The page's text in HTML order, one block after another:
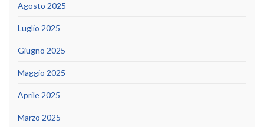
Agosto 2025
Luglio 2025
Giugno 2025
Maggio 2025
Aprile 2025
Marzo 2025